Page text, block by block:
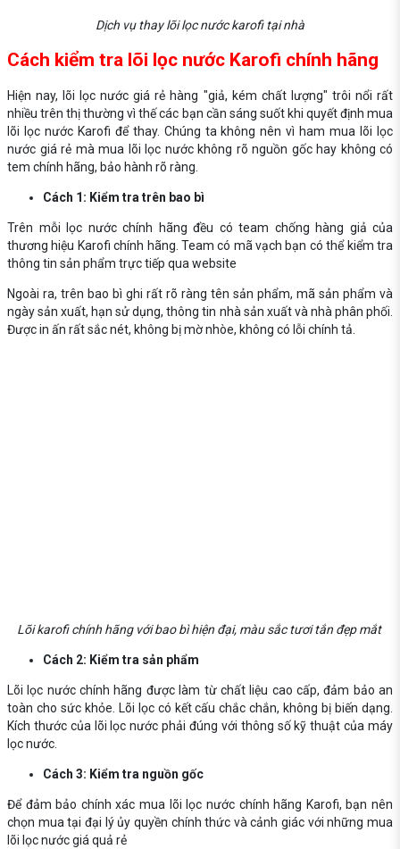
Dịch vụ thay lõi lọc nước karofi tại nhà
Cách kiểm tra lõi lọc nước Karofi chính hãng
Hiện nay, lõi lọc nước giá rẻ hàng "giả, kém chất lượng" trôi nổi rất
nhiều trên thị thường vì thế các bạn cần sáng suốt khi quyết định mua
lõi lọc nước Karofi để thay. Chúng ta không nên vì ham mua lõi lọc
nước giá rẻ mà mua lõi lọc nước không rõ nguồn gốc hay không có
tem chính hãng, bảo hành rõ ràng.
Cách 1: Kiểm tra trên bao bì
Trên mỗi lọc nước chính hãng đều có team chống hàng giả của
thương hiệu Karofi chính hãng. Team có mã vạch bạn có thể kiểm tra
thông tin sản phẩm trực tiếp qua website
Ngoài ra, trên bao bì ghi rất rõ ràng tên sản phẩm, mã sản phẩm và
ngày sản xuất, hạn sử dụng, thông tin nhà sản xuất và nhà phân phối.
Được in ấn rất sắc nét, không bị mờ nhòe, không có lỗi chính tả.
Lõi karofi chính hãng với bao bì hiện đại, màu sắc tươi tắn đẹp mắt
Cách 2: Kiểm tra sản phẩm
Lõi lọc nước chính hãng được làm từ chất liệu cao cấp, đảm bảo an
toàn cho sức khỏe. Lõi lọc có kết cấu chắc chắn, không bị biến dạng.
Kích thước của lõi lọc nước phải đúng với thông số kỹ thuật của máy
lọc nước.
Cách 3: Kiểm tra nguồn gốc
Để đảm bảo chính xác mua lõi lọc nước chính hãng Karofi, bạn nên
chọn mua tại đại lý ủy quyền chính thức và cảnh giác với những mua
lõi lọc nước giá quả rẻ